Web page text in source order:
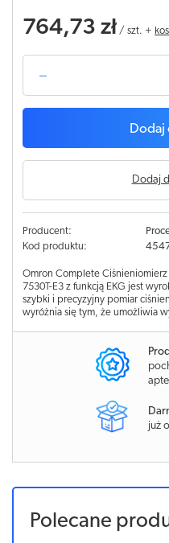
764,73 zł / szt. +
Dodaj
Dodaj
Producent:
Kod produktu:
Omron Complete
7530T-E3 z funkcją EKG jest
szybki i precyzyjny pomiar
wyróżnia się tym, że umożliwia
już
Polecane